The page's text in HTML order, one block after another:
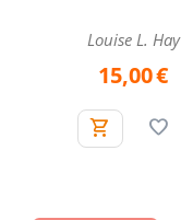
Louise L. Hay
15,00€